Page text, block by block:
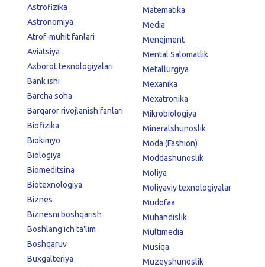
Astrofizika
Astronomiya
Atrof-muhit fanlari
Aviatsiya
Axborot texnologiyalari
Bank ishi
Barcha soha
Barqaror rivojlanish fanlari
Biofizika
Biokimyo
Biologiya
Biomeditsina
Biotexnologiya
Biznes
Biznesni boshqarish
Boshlang'ich ta'lim
Boshqaruv
Buxgalteriya
Matematika
Media
Menejment
Mental Salomatlik
Metallurgiya
Mexanika
Mexatronika
Mikrobiologiya
Mineralshunoslik
Moda (Fashion)
Moddashunoslik
Moliya
Moliyaviy texnologiyalar
Mudofaa
Muhandislik
Multimedia
Musiqa
Muzeyshunoslik